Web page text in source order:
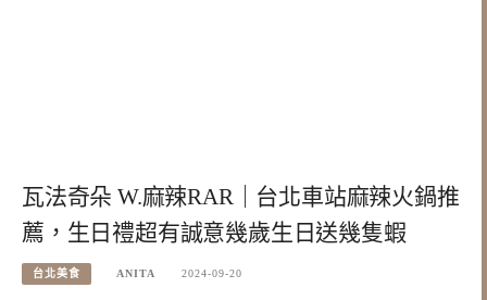
瓦法奇朵 W.麻辣RAR｜台北車站麻辣火鍋推
薦，生日禮超有誠意幾歲生日送幾隻蝦
台北美食 ANITA 2024-09-20